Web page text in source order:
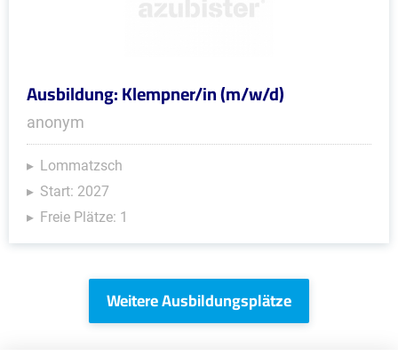
Ausbildung: Klempner/in (m/w/d)
anonym
Lommatzsch
Start: 2027
Freie Plätze: 1
Weitere Ausbildungsplätze